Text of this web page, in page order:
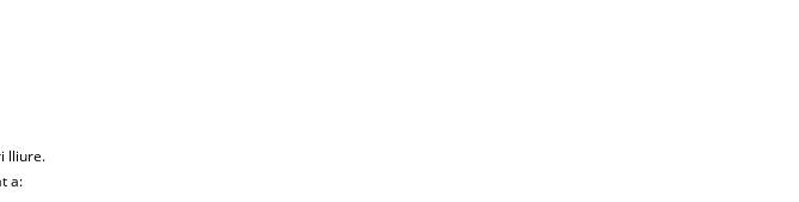
lliure.
a: